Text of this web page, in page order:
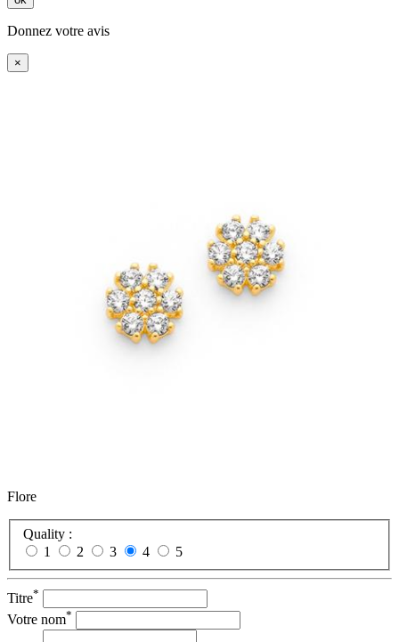
Donnez votre avis
×
Flore
Quality :
1
2 3 4 5
Titre*
Votre nom*